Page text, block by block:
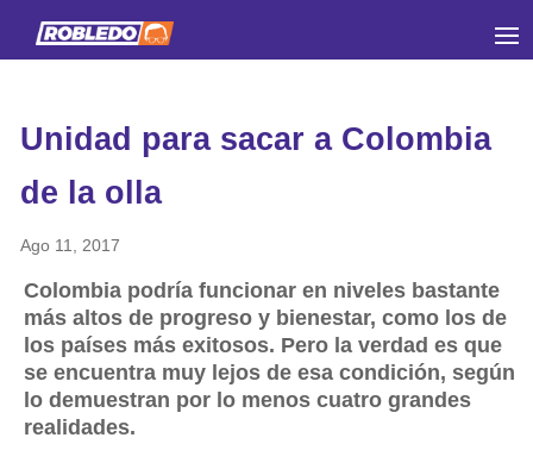
Unidad para sacar a Colombia
de la olla
Ago 11, 2017
Colombia podría funcionar en niveles bastante
más altos de progreso y bienestar, como los de
los países más exitosos. Pero la verdad es que
se encuentra muy lejos de esa condición, según
lo demuestran por lo menos cuatro grandes
realidades.